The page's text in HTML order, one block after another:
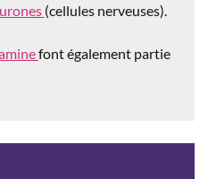
(cellules nerveuses).
font également partie